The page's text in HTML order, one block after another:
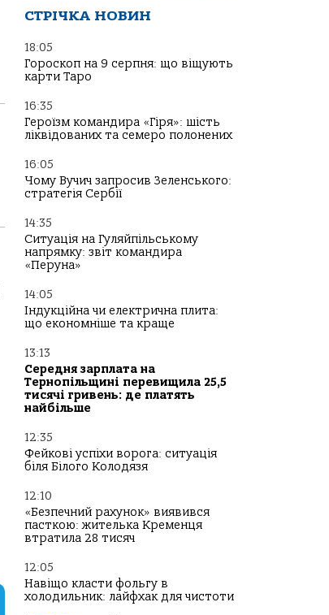
СТРІЧКА НОВИН
18:05
Гороскоп на 9 серпня: що віщують
карти Таро
16:35
Героїзм командира «Гіря»: шість
ліквідованих та семеро полонених
16:05
Чому Вучич запросив Зеленського:
стратегія Сербії
14:35
Ситуація на Гуляйпільському
напрямку: звіт командира
«Перуна»
14:05
Індукційна чи електрична плита:
що економніше та краще
13:13
Середня зарплата на
Тернопільщині перевищила 25,5
тисячі гривень: де платять
найбільше
12:35
Фейкові успіхи ворога: ситуація
біля Білого Колодязя
12:10
«Безпечний рахунок» виявився
пасткою: жителька Кременця
втратила 28 тисяч
12:05
Навіщо класти фольгу в
холодильник: лайфхак для чистоти